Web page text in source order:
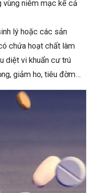
niêm mạc kể cả
lý hoặc các sản
chứa hoạt chất làm
diệt vi khuẩn cư trú
giảm ho, tiêu đờm…